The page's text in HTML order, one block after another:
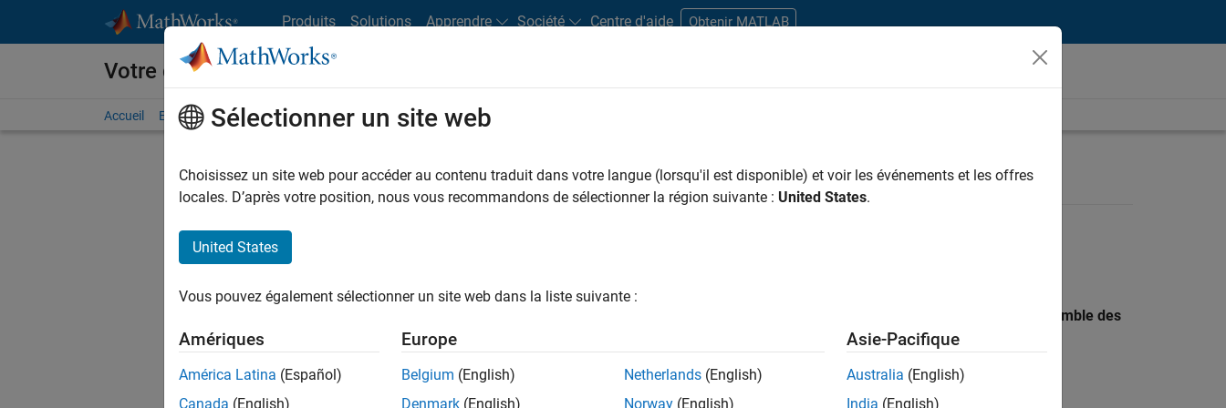
Produits Solutions Apprendre Société Centre d'aide Obtenir MATLAB
Votre carrière chez MathWorks
Accueil Explorer nos opportunités Adresses de nos bureaux Étudiants et carrières
Trier par
Les descriptions de poste n’ont pas toutes été traduites. Effectuez une recherche par lieu pour trouver l’ensemble des
opportunités de votre région.
Technical Account Manager - Aerospace & Defence (EMEA)
Technical Account Manager - Aerospace & Defence (EMEA)
Sélectionner un site web
Choisissez un site web pour accéder au contenu traduit dans votre langue (lorsqu'il est disponible) et voir les événements et les offres
locales. D’après votre position, nous vous recommandons de sélectionner la région suivante : United States.
United States
Vous pouvez également sélectionner un site web dans la liste suivante :
Amériques
América Latina (Español)
Canada (English)
Europe
Belgium (English)
Denmark (English)
Netherlands (English)
Norway (English)
Asie-Pacifique
Australia (English)
India (English)